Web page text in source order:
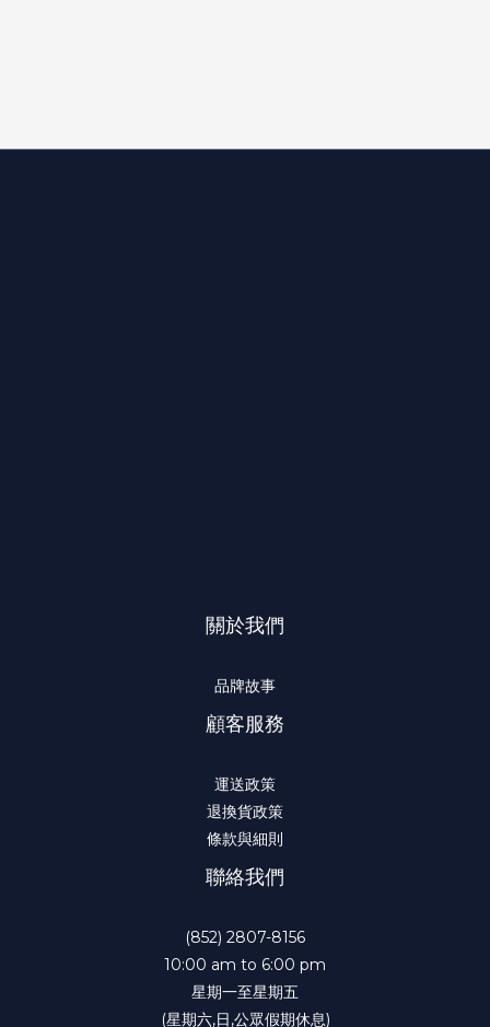
關於我們
品牌故事
顧客服務
運送政策
退換貨政策
條款與細則
聯絡我們
(852) 2807-8156
10:00 am to 6:00 pm
星期一至星期五
(星期六,日,公眾假期休息)